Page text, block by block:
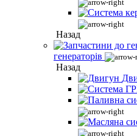
Назад
генераторів
Назад